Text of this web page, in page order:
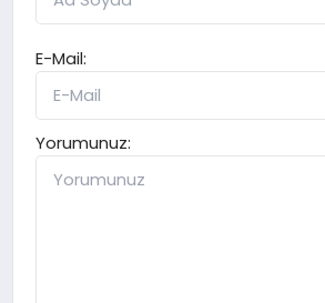
E-Mail:
Yorumunuz: